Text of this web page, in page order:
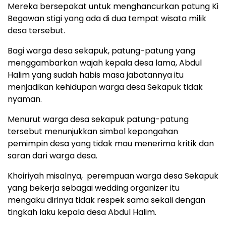
Mereka bersepakat untuk menghancurkan patung Ki
Begawan stigi yang ada di dua tempat wisata milik
desa tersebut.
Bagi warga desa sekapuk, patung-patung yang
menggambarkan wajah kepala desa lama, Abdul
Halim yang sudah habis masa jabatannya itu
menjadikan kehidupan warga desa Sekapuk tidak
nyaman.
Menurut warga desa sekapuk patung-patung
tersebut menunjukkan simbol kepongahan
pemimpin desa yang tidak mau menerima kritik dan
saran dari warga desa.
Khoiriyah misalnya, perempuan warga desa Sekapuk
yang bekerja sebagai wedding organizer itu
mengaku dirinya tidak respek sama sekali dengan
tingkah laku kepala desa Abdul Halim.